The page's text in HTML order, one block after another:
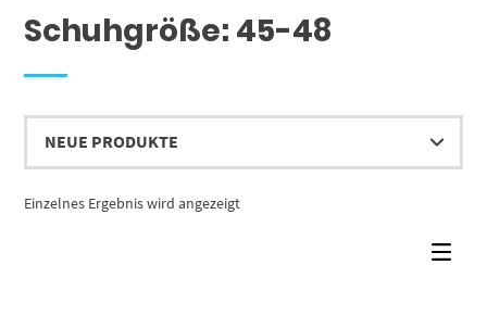
Schuhgröße: 45-48
Einzelnes Ergebnis wird angezeigt